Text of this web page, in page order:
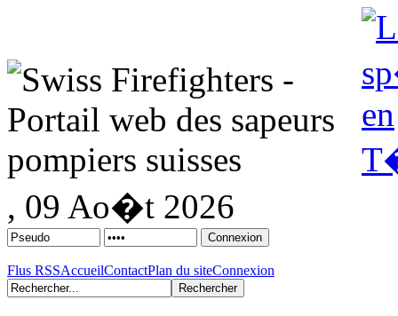
, 09 Ao�t 2026
Flus RSSAccueilContactPlan du siteConnexion